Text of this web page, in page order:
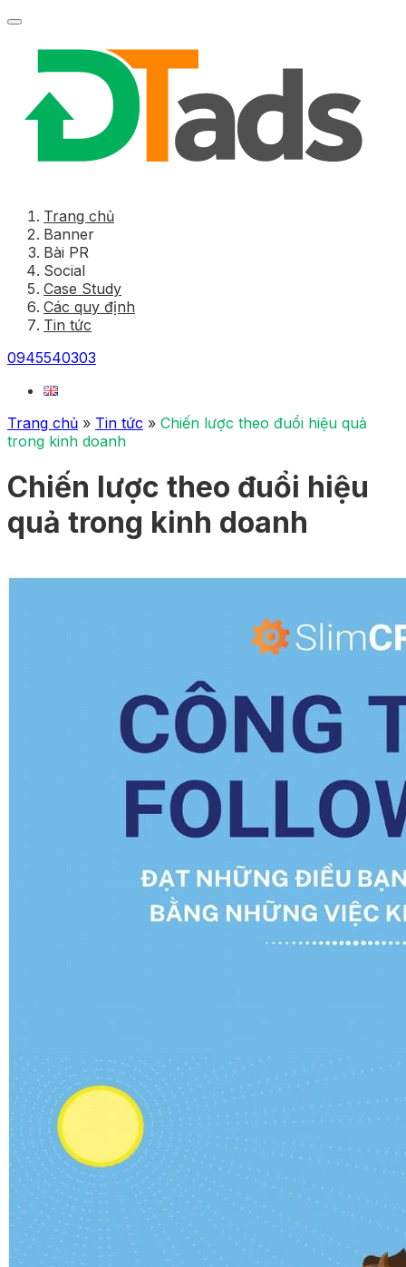
Trang chủ
Banner
Bài PR
Social
Case Study
Các quy định
Tin tức
0945540303
Trang chủ » Tin tức » Chiến lược theo đuổi hiệu quả
trong kinh doanh
Chiến lược theo đuổi hiệu
quả trong kinh doanh